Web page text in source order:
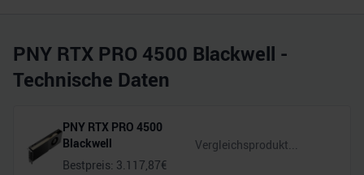
PNY RTX PRO 4500 Blackwell -
Technische Daten
PNY RTX PRO 4500
Blackwell
Bestpreis: 3.117,87€